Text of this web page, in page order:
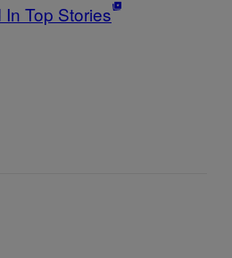
Top Stories